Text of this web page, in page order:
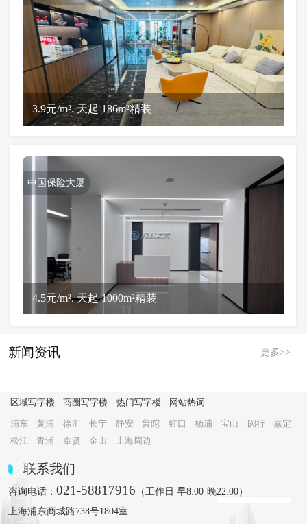
3.9元/m². 天起 186m²精装
中国保险大厦
4.5元/m². 天起 1000m²精装
新闻资讯 更多>>
区域写字楼 商圈写字楼 热门写字楼 网站热词
浦东 黄浦 徐汇 长宁 静安 普陀 虹口 杨浦 宝山 闵行
嘉定
松江
青浦 奉贤 金山 上海周边
联系我们
咨询电话：021-58817916 （工作日 早8:00-晚22:00）
上海浦东商城路738号1804室